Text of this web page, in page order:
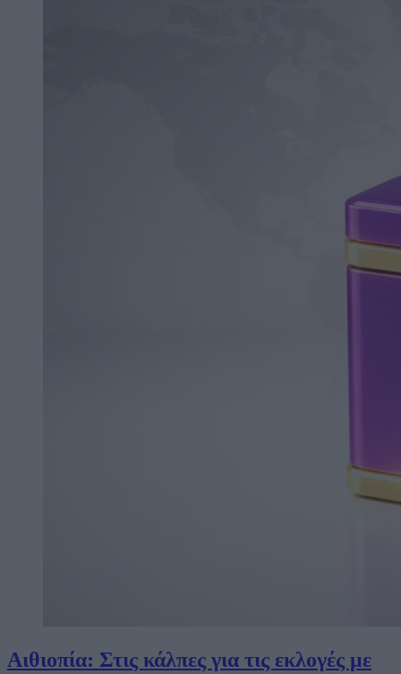
Αιθιοπία: Στις κάλπες για τις εκλογές με